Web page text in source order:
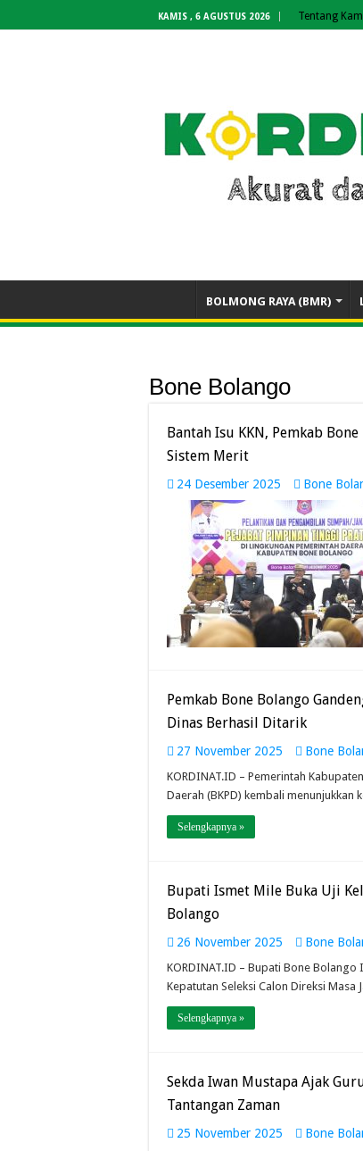
KAMIS , 6 AGUSTUS 2026 Tentang
BOLMONG RAYA (BMR)
Bone Bolango
Bantah Isu KKN, Pemkab
Sistem Merit
24 Desember 2025 Bone
Pemkab Bone Bolango
Dinas Berhasil Ditarik
27 November 2025 Bone
KORDINAT.ID – Pemerintah
Daerah (BKPD) kembali
Selengkapnya »
Bupati Ismet Mile Buka Uji
Bolango
26 November 2025 Bone
KORDINAT.ID – Bupati Bone
Kepatutan Seleksi Calon Direksi
Selengkapnya »
Sekda Iwan Mustapa Ajak
Tantangan Zaman
25 November 2025 Bone